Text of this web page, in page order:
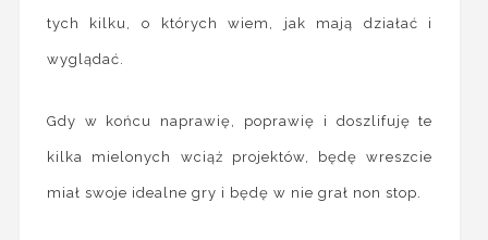
tych kilku, o których wiem, jak mają działać i
wyglądać.
Gdy w końcu naprawię, poprawię i doszlifuję te
kilka mielonych wciąż projektów, będę wreszcie
miał swoje idealne gry i będę w nie grał non stop.